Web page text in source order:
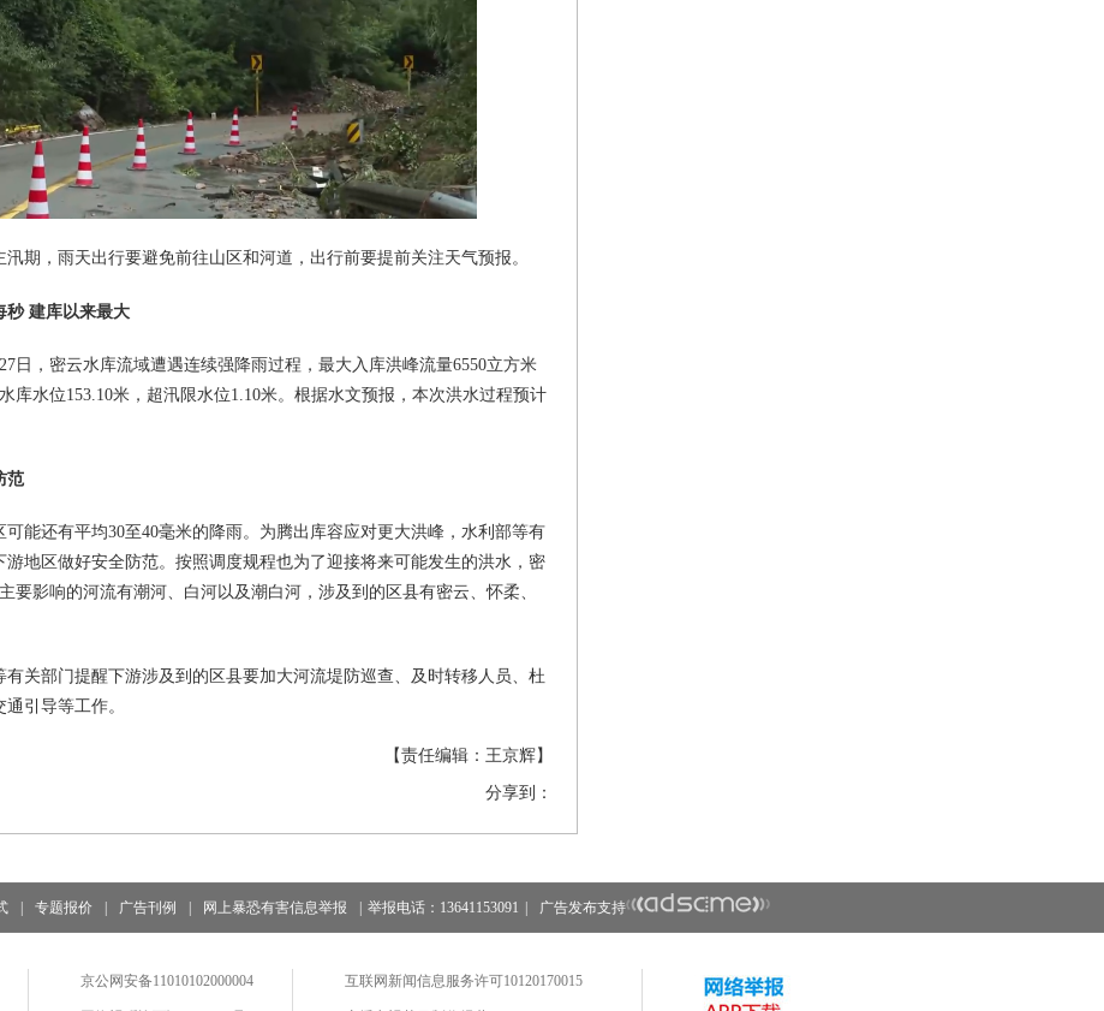
期，雨天出行要避免前往山区和河道，出行前要提前关注天气预报。
秒 建库以来最大
日，密云水库流域遭遇连续强降雨过程，最大入库洪峰流量6550立方米
库水位153.10米，超汛限水位1.10米。根据水文预报，本次洪水过程预计
范
能还有平均30至40毫米的降雨。为腾出库容应对更大洪峰，水利部等有
地区做好安全防范。按照调度规程也为了迎接将来可能发生的洪水，密
要影响的河流有潮河、白河以及潮白河，涉及到的区县有密云、怀柔、
关部门提醒下游涉及到的区县要加大河流堤防巡查、及时转移人员、杜
引导等工作。
【责任编辑：王京辉】
分享到：
| 专题报价 | 广告刊例 | 网上暴恐有害信息举报 | 举报电话：13641153091 | 广告发布支持
京公网安备11010102000004 互联网新闻信息服务许可10120170015